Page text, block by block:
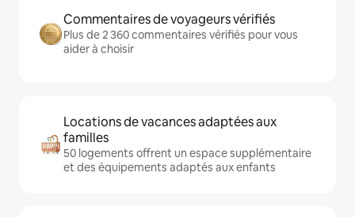
Commentaires de voyageurs vérifiés
Plus de 2 360 commentaires vérifiés pour vous
aider à choisir
Locations de vacances adaptées aux
familles
50 logements offrent un espace supplémentaire
et des équipements adaptés aux enfants